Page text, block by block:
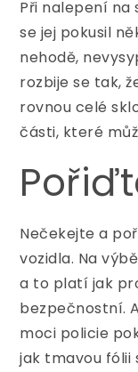
Při nalepení na
se jej pokusil
nehodě,
rozbije se tak,
rovnou celé
části, které
Nečekejte a
vozidla. Na
a to platí jak
bezpečnostní.
moci policie
jak tmavou fólii